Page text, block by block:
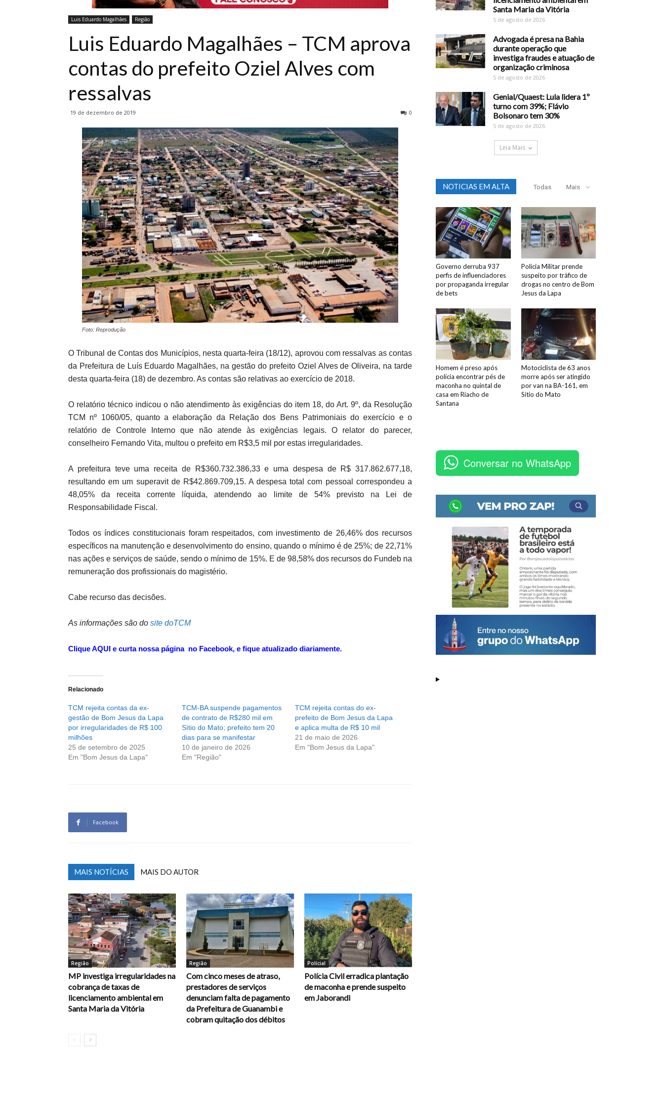
Luis Eduardo Magalhães Região
Luis Eduardo Magalhães – TCM aprova
contas do prefeito Oziel Alves com
ressalvas
19 de dezembro de 2019 0
Foto: Reprodução
O Tribunal de Contas dos Municípios, nesta quarta-feira (18/12), aprovou com ressalvas as contas
da Prefeitura de Luís Eduardo Magalhães, na gestão do prefeito Oziel Alves de Oliveira, na tarde
desta quarta-feira (18) de dezembro. As contas são relativas ao exercício de 2018.
O relatório técnico indicou o não atendimento às exigências do item 18, do Art. 9º, da Resolução
TCM nº 1060/05, quanto a elaboração da Relação dos Bens Patrimoniais do exercício e o
relatório de Controle Interno que não atende às exigências legais. O relator do parecer,
conselheiro Fernando Vita, multou o prefeito em R$3,5 mil por estas irregularidades.
A prefeitura teve uma receita de R$360.732.386,33 e uma despesa de R$ 317.862.677,18,
resultando em um superavit de R$42.869.709,15. A despesa total com pessoal correspondeu a
48,05% da receita corrente líquida, atendendo ao limite de 54% previsto na Lei de
Responsabilidade Fiscal.
Todos os índices constitucionais foram respeitados, com investimento de 26,46% dos recursos
específicos na manutenção e desenvolvimento do ensino, quando o mínimo é de 25%; de 22,71%
nas ações e serviços de saúde, sendo o mínimo de 15%. E de 98,58% dos recursos do Fundeb na
remuneração dos profissionais do magistério.
Cabe recurso das decisões.
As informações são do site doTCM
Clique AQUI e curta nossa página no Facebook, e fique atualizado diariamente.
Relacionado
TCM rejeita contas da ex-
gestão de Bom Jesus da Lapa
por irregularidades de R$ 100
milhões
25 de setembro de 2025
Em "Bom Jesus da Lapa"
TCM-BA suspende pagamentos
de contrato de R$280 mil em
Sítio do Mato; prefeito tem 20
dias para se manifestar
10 de janeiro de 2026
Em "Região"
TCM rejeita contas do ex-
prefeito de Bom Jesus da Lapa
e aplica multa de R$ 10 mil
21 de maio de 2026
Em "Bom Jesus da Lapa"
Facebook
MAIS NOTÍCIAS MAIS DO AUTOR
Região
MP investiga irregularidades na
cobrança de taxas de
licenciamento ambiental em
Santa Maria da Vitória
Região
Com cinco meses de atraso,
prestadores de serviços
denunciam falta de pagamento
da Prefeitura de Guanambi e
cobram quitação dos débitos
Polícial
Polícia Civil erradica plantação
de maconha e prende suspeito
em Jaborandi
Santa Maria da Vitória
5 de agosto de 2026
Advogada é presa na Bahia
durante operação que
investiga fraudes e atuação de
organização criminosa
5 de agosto de 2026
Genial/Quaest: Lula lidera 1º
turno com 39%; Flávio
Bolsonaro tem 30%
5 de agosto de 2026
Leia Mais
NOTICIAS EM ALTA Todas Mais
Governo derruba 937
perfis de influenciadores
por propaganda irregular
de bets
Polícia Militar prende
suspeito por tráfico de
drogas no centro de Bom
Jesus da Lapa
Homem é preso após
polícia encontrar pés de
maconha no quintal de
casa em Riacho de
Santana
Motociclista de 63 anos
morre após ser atingido
por van na BA-161, em
Sítio do Mato
Conversar no WhatsApp